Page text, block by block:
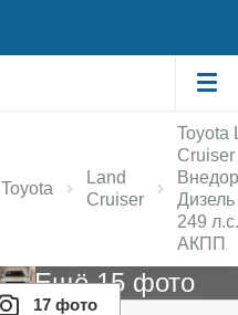
Toyota
Land
Cruiser
Toyota
Cruiser
249 л.с.
АКПП
17 фото
Ещё 15 фото